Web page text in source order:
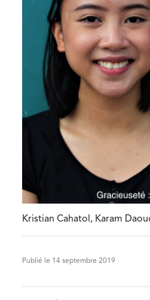
Kristian Cahatol, Karam
Publié le 14 septembre 2019